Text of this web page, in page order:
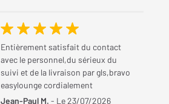
Entièrement satisfait du contact
avec le personnel,du sérieux du
suivi et de la livraison par gls,bravo
easylounge cordialement
Jean-Paul M. - Le 23/07/2026